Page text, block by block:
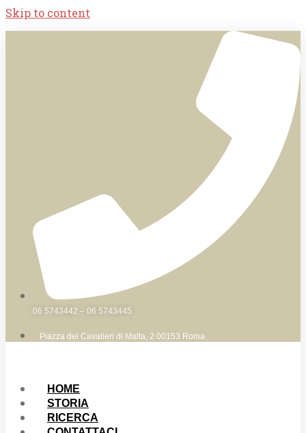
Skip to content
06 5743442 – 06 5743445
Piazza dei Cavalieri di Malta, 2 00153 Roma
HOME
STORIA
RICERCA